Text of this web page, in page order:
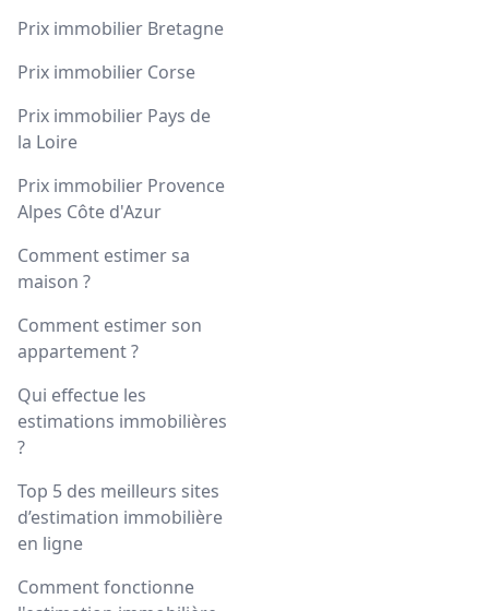
Prix immobilier Bretagne
Prix immobilier Corse
Prix immobilier Pays de
la Loire
Prix immobilier Provence
Alpes Côte d'Azur
Comment estimer sa
maison ?
Comment estimer son
appartement ?
Qui effectue les
estimations immobilières
?
Top 5 des meilleurs sites
d’estimation immobilière
en ligne
Comment fonctionne